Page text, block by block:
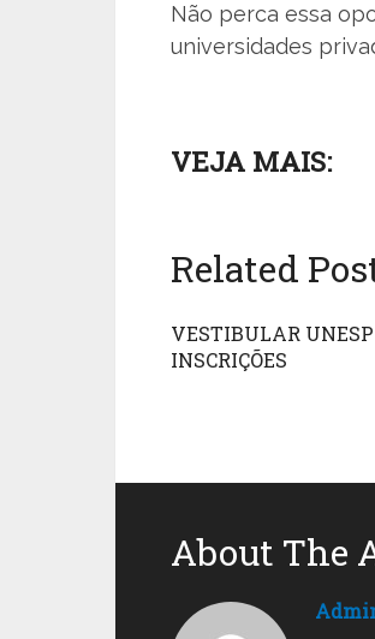
Não perca essa
universidades
VEJA MAIS:
Related
VESTIBULAR UNESP
INSCRIÇÕES
About The